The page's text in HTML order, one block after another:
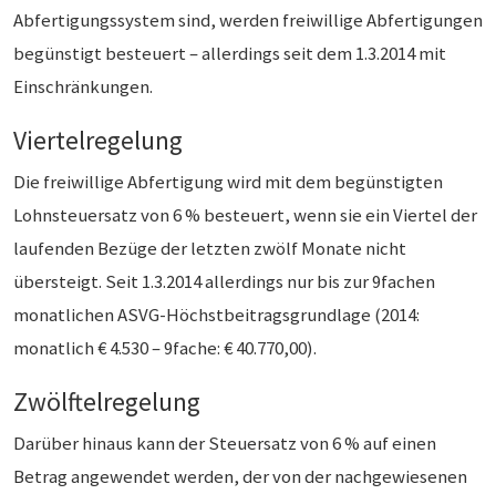
Abfertigungssystem sind, werden freiwillige Abfertigungen
begünstigt besteuert – allerdings seit dem 1.3.2014 mit
Einschränkungen.
Viertelregelung
Die freiwillige Abfertigung wird mit dem begünstigten
Lohnsteuersatz von 6 % besteuert, wenn sie ein Viertel der
laufenden Bezüge der letzten zwölf Monate nicht
übersteigt. Seit 1.3.2014 allerdings nur bis zur 9fachen
monatlichen ASVG-Höchstbeitragsgrundlage (2014:
monatlich € 4.530 – 9fache: € 40.770,00).
Zwölftelregelung
Darüber hinaus kann der Steuersatz von 6 % auf einen
Betrag angewendet werden, der von der nachgewiesenen